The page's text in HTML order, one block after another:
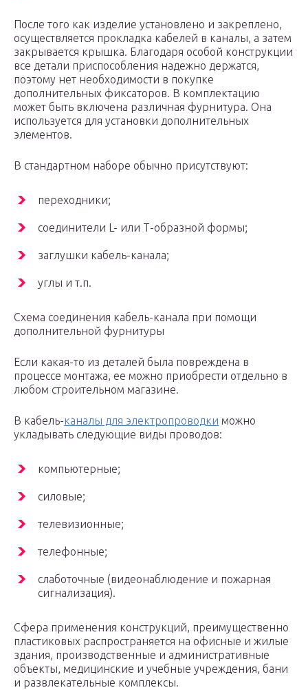
После того как изделие установлено и закреплено,
осуществляется прокладка кабелей в каналы, а затем
закрывается крышка. Благодаря особой конструкции
все детали приспособления надежно держатся,
поэтому нет необходимости в покупке
дополнительных фиксаторов. В комплектацию
может быть включена различная фурнитура. Она
используется для установки дополнительных
элементов.
В стандартном наборе обычно присутствуют:
переходники;
соединители L- или Т-образной формы;
заглушки кабель-канала;
углы и т.п.
Схема соединения кабель-канала при помощи
дополнительной фурнитуры
Если какая-то из деталей была повреждена в
процессе монтажа, ее можно приобрести отдельно в
любом строительном магазине.
В кабель-каналы для электропроводки можно
укладывать следующие виды проводов:
компьютерные;
силовые;
телевизионные;
телефонные;
слаботочные (видеонаблюдение и пожарная
сигнализация).
Сфера применения конструкций, преимущественно
пластиковых распространяется на офисные и жилые
здания, производственные и административные
объекты, медицинские и учебные учреждения, бани
и развлекательные комплексы.